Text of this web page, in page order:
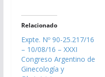
Relacionado
Expte. Nº 90-25.217/16
– 10/08/16 – XXXI
Congreso Argentino de
Ginecología y